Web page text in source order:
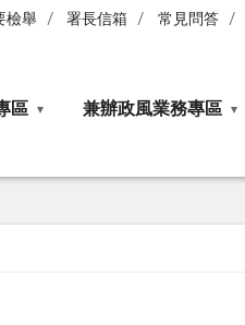
檢舉 署長信箱 常見問答
區 兼辦政風業務專區